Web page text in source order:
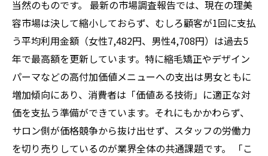
当然のものです。 最新の市場調査報告では、現在の理美
容市場は決して縮小しておらず、むしろ顧客が1回に支払
う平均利用金額（女性7,482円、男性4,708円）は過去5
年で最高額を更新しています。特に縮毛矯正やデザイン
パーマなどの高付加価値メニューへの支出は男女ともに
増加傾向にあり、消費者は「価値ある技術」に適正な対
価を支払う準備ができています。それにもかかわらず、
サロン側が価格競争から抜け出せず、スタッフの労働力
を切り売りしているのが業界全体の共通課題です。 「こ